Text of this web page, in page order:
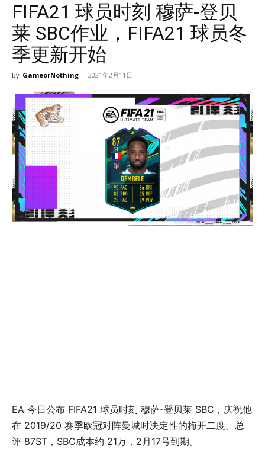
FIFA21 球员时刻 穆萨-登贝
莱 SBC作业，FIFA21 球员冬
季更新开始
By GameorNothing - 2021年2月11日
EA 今日公布 FIFA21 球员时刻 穆萨-登贝莱 SBC，庆祝他
在 2019/20 赛季欧冠对阵曼城时决定性的梅开二度。总
评 87ST，SBC成本约 21万，2月17号到期。